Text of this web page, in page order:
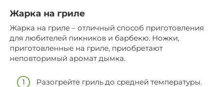
Жарка на гриле
Жарка на гриле – отличный способ приготовления
для любителей пикников и барбекю. Ножки,
приготовленные на гриле, приобретают
неповторимый аромат дымка.
Разогрейте гриль до средней температуры.